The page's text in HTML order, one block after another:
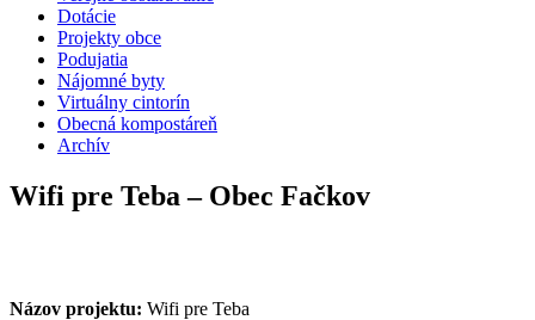
Dotácie
Projekty obce
Podujatia
Nájomné byty
Virtuálny cintorín
Obecná kompostáreň
Archív
Wifi pre Teba – Obec Fačkov
Názov projektu: Wifi pre Teba